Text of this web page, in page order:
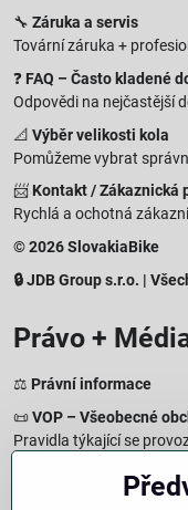
🔧 Záruka a servis
Tovární záruka +
❓ FAQ – Často kladené
Odpovědi na nejčastější
📐 Výběr velikosti kola
Pomůžeme vybrat
📨 Kontakt / Zákaznická
Rychlá a ochotná
© 2026 SlovakiaBike
🔒 JDB Group s.r.o. |
Právo +
⚖️ Právní informace
📜VOP – Všeobecné
Pravidla týkající se
Zásady zpracování
Jak chráníme a